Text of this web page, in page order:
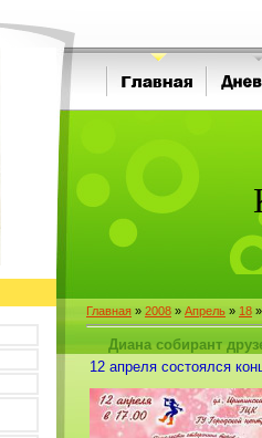
Главная » 2008 » Апрель » 18
Диана собирант
12 апреля состоялся